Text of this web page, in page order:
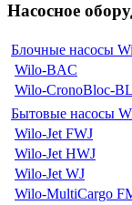
Насосное
Блочные насосы
Wilo-BAC
Wilo-CronoBloc-BL
Бытовые насосы
Wilo-Jet FWJ
Wilo-Jet HWJ
Wilo-Jet WJ
Wilo-MultiCargo